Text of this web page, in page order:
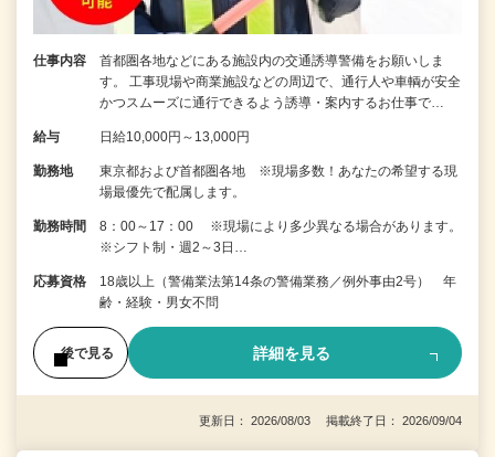
仕事内容
首都圏各地などにある施設内の交通誘導警備をお願いしま
す。 工事現場や商業施設などの周辺で、通行人や車輌が安全
かつスムーズに通行できるよう誘導・案内するお仕事で…
給与 日給10,000円～13,000円
勤務地
東京都および首都圏各地 ※現場多数！あなたの希望する現
場最優先で配属します。
勤務時間
8：00～17：00 ※現場により多少異なる場合があります。
※シフト制・週2～3日…
応募資格
18歳以上（警備業法第14条の警備業務／例外事由2号） 年
齢・経験・男女不問
後で見る 詳細を見る
更新日： 2026/08/03 掲載終了日： 2026/09/04